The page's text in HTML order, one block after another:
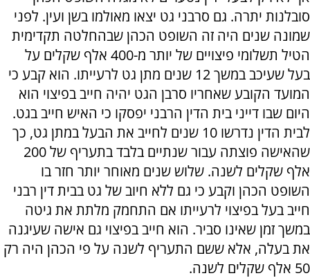
סובלנות יתרה. גם סרבני גט יצאו מאולמו בשן ועין. לפני
שמונה שנים היה זה השופט הכהן שבהחלטה תקדימית
הטיל תשלומי פיצויים של יותר מ-400 אלף שקלים על
בעל שעיכב במשך 12 שנים מתן גט לרעייתו. הוא קבע כי
המועד הקובע שאחריו סרבן הגט יהיה חייב בפיצוי הוא
היום שבו דייני בית הדין הרבני יפסקו כי האיש חייב בגט.
לבית הדין נדרשו 10 שנים לחייב את הבעל במתן גט, כך
שהאישה פוצתה עבור שנתיים בלבד בתעריף של 200
אלף שקלים לשנה. שלוש שנים מאוחר יותר חזר בו
השופט הכהן וקבע כי גם ללא חיוב של גט בבית דין רבני
חייב בעל בפיצוי לרעייתו אם התחמק מלתת את גיטה
במשך זמן שאינו סביר. הוא חייב בפיצוי גם אישה שעיגנה
את בעלה, אלא ששם התעריף לשנה על פי הכהן היה רק
50 אלף שקלים לשנה.